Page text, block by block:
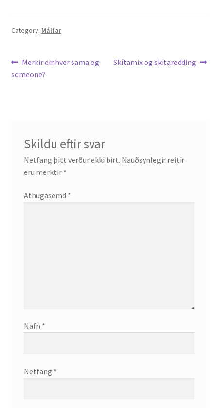
Málfarspistlar
Fræðilegir fyrirlestrar
Ýmis erindi
Publications
Teaching
Category: Málfar
Leiðarkerfi
færslu
Previous
post:
Merkir einhver sama og
someone?
Next
Skítamix og skítaredding
Skildu eftir svar
Netfang þitt verður ekki birt. Nauðsynlegir reitir
eru merktir *
Athugasemd *
Nafn *
Netfang *